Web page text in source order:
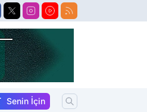
Senin İçin